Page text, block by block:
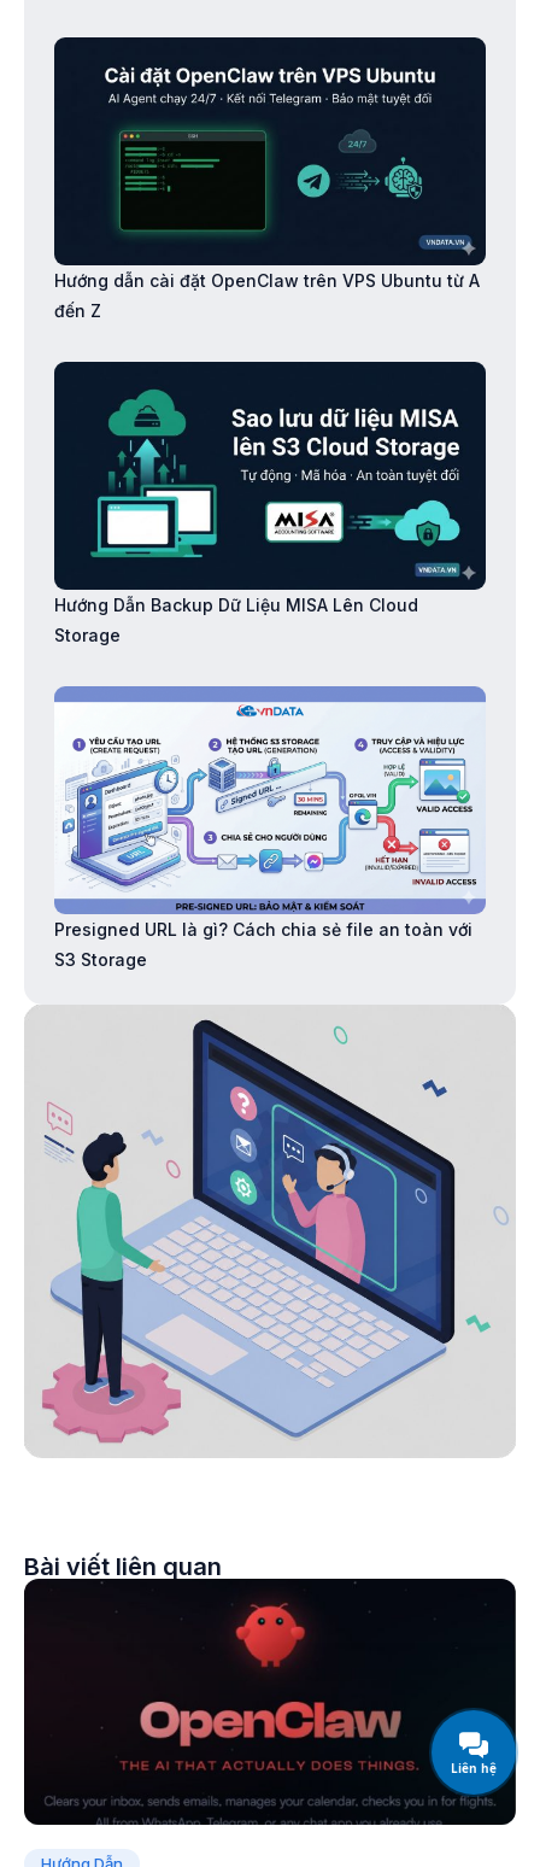
Hướng dẫn cài đặt OpenClaw trên VPS Ubuntu từ A
đến Z
Hướng Dẫn Backup Dữ Liệu MISA Lên Cloud
Storage
Presigned URL là gì? Cách chia sẻ file an toàn với
S3 Storage
Bài viết liên quan
Liên hệ